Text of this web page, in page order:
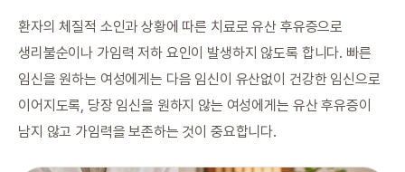
환자의 체질적 소인과 상황에 따른 치료로 유산 후유증으로
생리불순이나 가임력 저하 요인이 발생하지 않도록 합니다. 빠른
임신을 원하는 여성에게는 다음 임신이 유산없이 건강한 임신으로
이어지도록, 당장 임신을 원하지 않는 여성에게는 유산 후유증이
남지 않고 가임력을 보존하는 것이 중요합니다.